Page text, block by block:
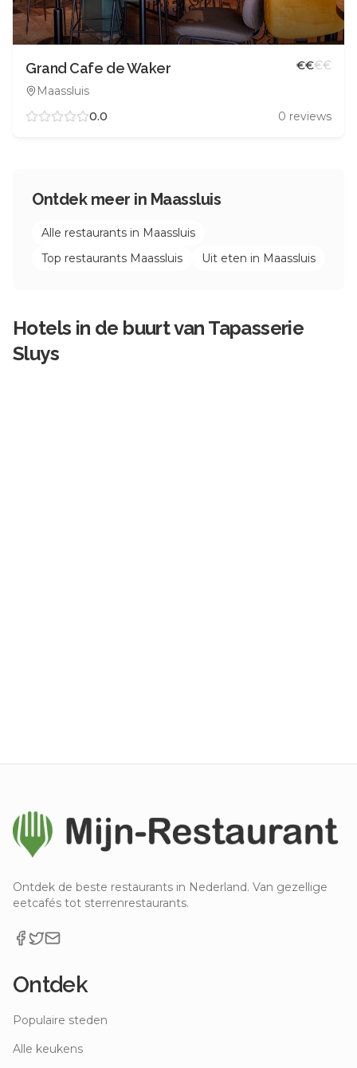
Grand Cafe de Waker
Maassluis
€€€€
0.0 0 reviews
Ontdek meer in Maassluis
Alle restaurants in Maassluis
Top restaurants Maassluis Uit eten in Maassluis
Hotels in de buurt van Tapasserie
Sluys
Ontdek de beste restaurants in Nederland. Van gezellige
eetcafés tot sterrenrestaurants.
Ontdek
Populaire steden
Alle keukens